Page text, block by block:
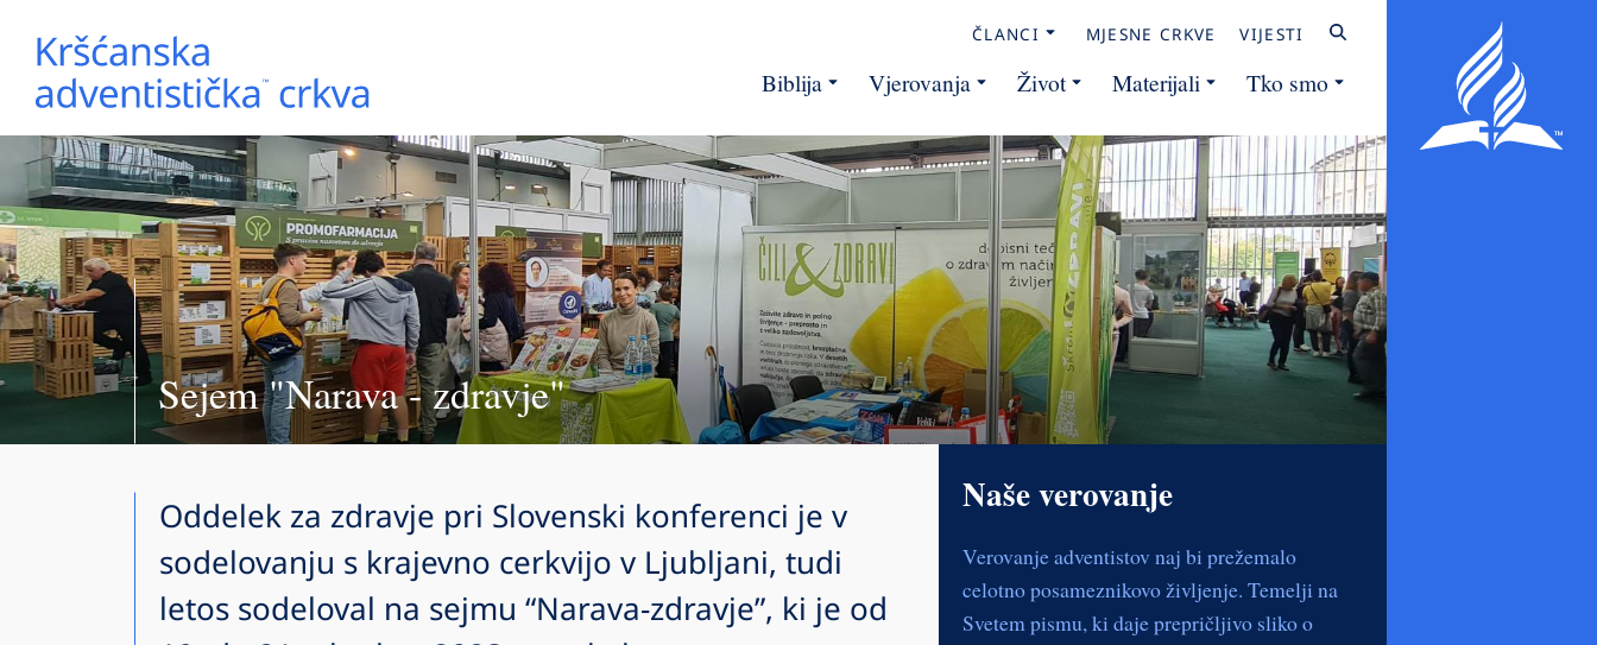
ČLANCI MJESNE CRKVE VIJESTI
Biblija Vjerovanja Život Materijali Tko smo
Sejem "Narava - zdravje"
Oddelek za zdravje pri Slovenski konferenci je v
sodelovanju s krajevno cerkvijo v Ljubljani, tudi
letos sodeloval na sejmu “Narava-zdravje”, ki je od
Naše verovanje
Verovanje adventistov naj bi prežemalo
celotno posameznikovo življenje. Temelji na
Svetem pismu, ki daje prepričljivo sliko o